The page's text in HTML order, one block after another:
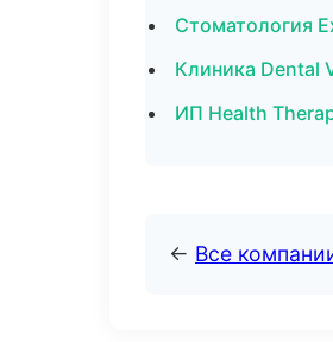
Стоматология
Клиника Dental
ИП Health
← Все